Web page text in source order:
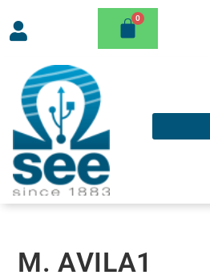
M. AVILA1